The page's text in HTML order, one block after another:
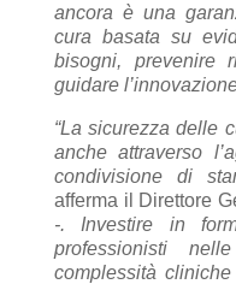
ancora è una
cura basata su
bisogni, prevenire
guidare
“La sicurezza delle
anche attraverso
condivisione di
afferma il Direttore
-. Investire in
professionisti
complessità